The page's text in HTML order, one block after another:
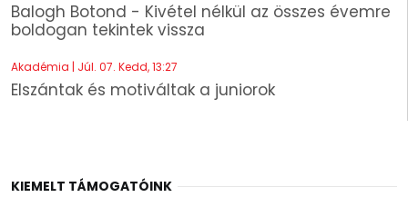
Balogh Botond - Kivétel nélkül az összes évemre
boldogan tekintek vissza
Akadémia | Júl. 07. Kedd, 13:27
Elszántak és motiváltak a juniorok
KIEMELT TÁMOGATÓINK